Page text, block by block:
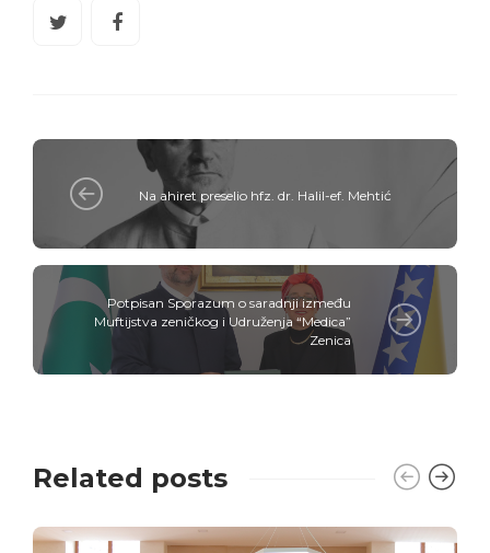
Na ahiret preselio hfz. dr. Halil-ef. Mehtić
Potpisan Sporazum o saradnji između
Muftijstva zeničkog i Udruženja “Medica”
Zenica
Related posts